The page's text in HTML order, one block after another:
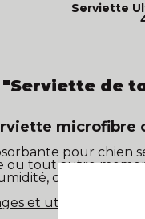
Serviette
"Serviette de
microfibre
pour chien
ou tout autre
ce qui
et utilisations